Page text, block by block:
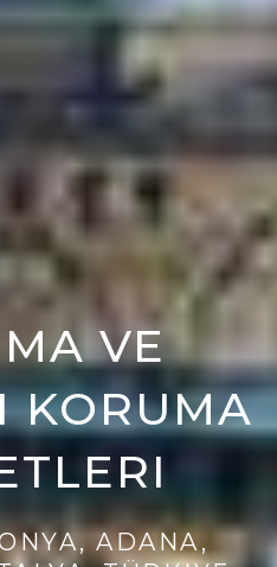
VE
KORUMA
ADANA,